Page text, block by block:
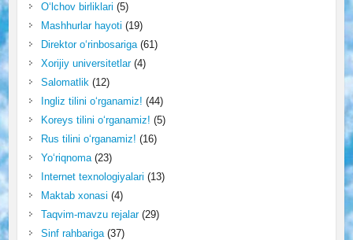
O‘lchov birliklari (5)
Mashhurlar hayoti (19)
Direktor o‘rinbosariga(61)
Xorijiy universitetlar(4)
Salomatlik(12)
Ingliz tilini o‘rganamiz! (44)
Koreys tilini o‘rganamiz! (5)
Rus tilini o‘rganamiz! (16)
Yo‘riqnoma(23)
Internet texnologiyalari (13)
Maktab xonasi (4)
Taqvim-mavzu rejalar(29)
Sinf rahbariga(37)